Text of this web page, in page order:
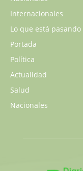
Internacionales
Lo que está pasando
Portada
Política
Actualidad
Salud
Nacionales